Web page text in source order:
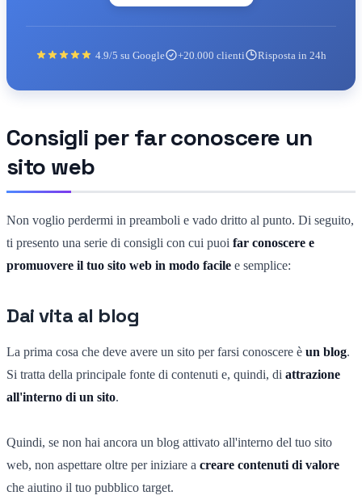
4.9/5 su Google +20.000 clienti Risposta in 24h
Consigli per far conoscere un
sito web
Non voglio perdermi in preamboli e vado dritto al punto. Di seguito,
ti presento una serie di consigli con cui puoi far conoscere e
promuovere il tuo sito web in modo facile e semplice:
Dai vita al blog
La prima cosa che deve avere un sito per farsi conoscere è un blog.
Si tratta della principale fonte di contenuti e, quindi, di attrazione
all'interno di un sito.
Quindi, se non hai ancora un blog attivato all'interno del tuo sito
web, non aspettare oltre per iniziare a creare contenuti di valore
che aiutino il tuo pubblico target.